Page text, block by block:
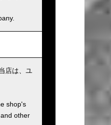
店は、ユ
shop's
other